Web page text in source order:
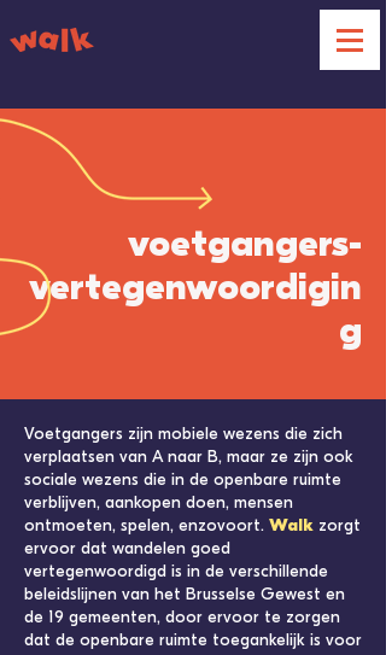
voetgangers-
vertegenwoordigin
g
Voetgangers zijn mobiele wezens die zich
verplaatsen van A naar B, maar ze zijn ook
sociale wezens die in de openbare ruimte
verblijven, aankopen doen, mensen
ontmoeten, spelen, enzovoort. Walk zorgt
ervoor dat wandelen goed
vertegenwoordigd is in de verschillende
beleidslijnen van het Brusselse Gewest en
de 19 gemeenten, door ervoor te zorgen
dat de openbare ruimte toegankelijk is voor